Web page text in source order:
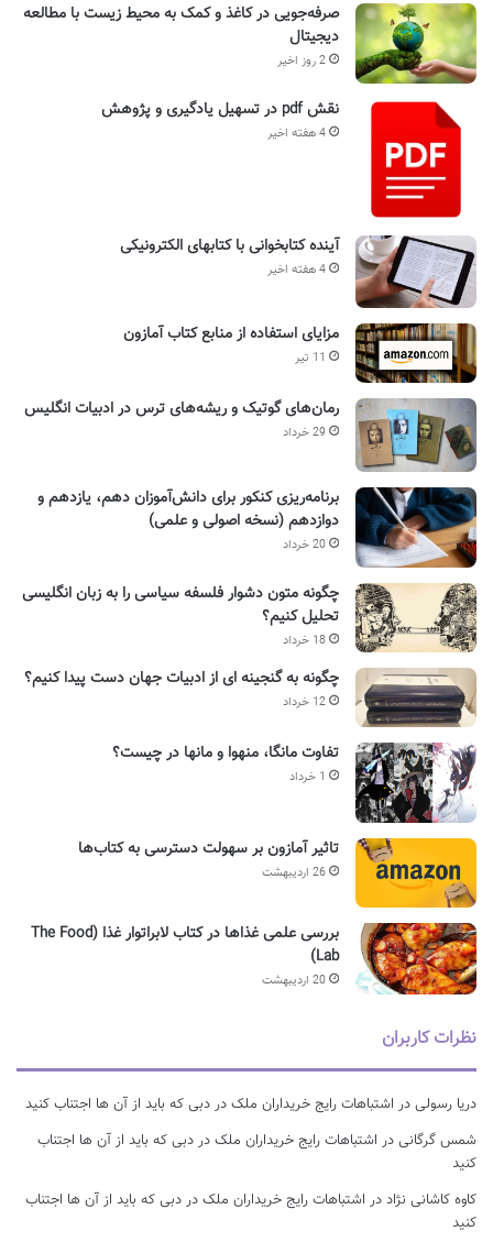
صرفه‌جویی در کاغذ و کمک به محیط زیست با مطالعه
دیجیتال
2 روز اخیر
نقش pdf در تسهیل یادگیری و پژوهش
4 هفته اخیر
آینده کتابخوانی با کتابهای الکترونیکی
4 هفته اخیر
مزایای استفاده از منابع کتاب آمازون
11 تیر
رمان‌های گوتیک و ریشه‌های ترس در ادبیات انگلیس
29 خرداد
برنامه‌ریزی کنکور برای دانش‌آموزان دهم، یازدهم و
دوازدهم (نسخه اصولی و علمی)
20 خرداد
چگونه متون دشوار فلسفه سیاسی را به زبان انگلیسی
تحلیل کنیم؟
18 خرداد
چگونه به گنجینه ای از ادبیات جهان دست پیدا کنیم؟
12 خرداد
تفاوت مانگا، منهوا و مانها در چیست؟
1 خرداد
تاثیر آمازون بر سهولت دسترسی به کتاب‌ها
26 اردیبهشت
بررسی علمی غذاها در کتاب لابراتوار غذا (The Food
Lab)
20 اردیبهشت
نظرات کاربران
دریا رسولی در اشتباهات رایج خریداران ملک در دبی که باید از آن ها اجتناب کنید
شمس گرگانی در اشتباهات رایج خریداران ملک در دبی که باید از آن ها اجتناب
کنید
کاوه کاشانی نژاد در اشتباهات رایج خریداران ملک در دبی که باید از آن ها اجتناب
کنید